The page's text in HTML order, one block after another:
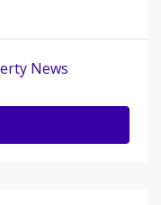
News